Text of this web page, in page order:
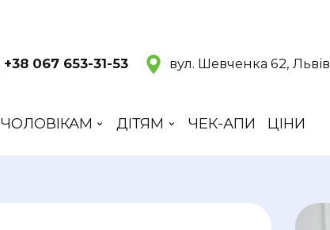
+38 067 653-31-53 вул. Шевченка 62, Львів
ЧОЛОВІКАМ ДІТЯМ ЧЕК-АПИ ЦІНИ